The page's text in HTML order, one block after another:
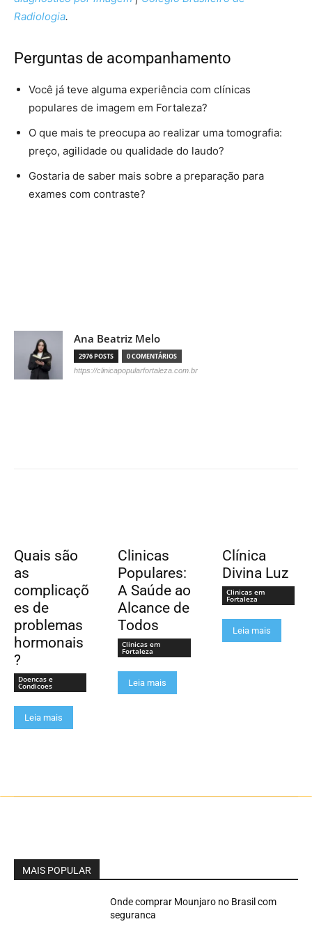
Radiologia.
Perguntas de acompanhamento
Você já teve alguma experiência com clínicas
populares de imagem em Fortaleza?
O que mais te preocupa ao realizar uma tomografia:
preço, agilidade ou qualidade do laudo?
Gostaria de saber mais sobre a preparação para
exames com contraste?
Ana Beatriz Melo
2976 POSTS 0 COMENTÁRIOS
https://clinicapopularfortaleza.com.br
Quais são
as
complicaçõ
es de
problemas
hormonais
?
Doencas e
Condicoes
Leia mais
Clinicas
Populares:
A Saúde ao
Alcance de
Todos
Clinicas em
Fortaleza
Leia mais
Clínica
Divina Luz
Clinicas em
Fortaleza
Leia mais
MAIS POPULAR
Onde comprar Mounjaro no Brasil com
seguranca